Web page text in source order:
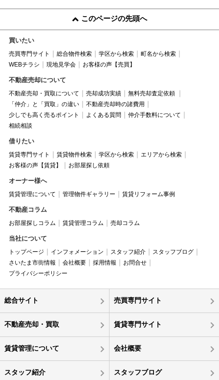
このページの先頭へ
買いたい
売買専門サイト 総合物件検索 学区から検索
町名から検索
WEBチラシ
現地見学会 お客様の声【売買】
不動産売却について
不動産売却・買取について 売却成功実績
無料売却査定依頼
「仲介」と「買取」の違い
不動産売却時の諸費用
少しでも高く売るポイント
よくある質問
仲介手数料について
相続相談
借りたい
賃貸専門サイト 賃貸物件検索 学区から検索
エリアから検索
お客様の声【賃貸】
お部屋探し依頼
オーナー様へ
賃貸管理について 管理物件ギャラリー 賃貸リフォーム事例
不動産コラム
お部屋探しコラム 賃貸管理コラム 売却コラム
当社について
トップページ インフォメーション スタッフ紹介
スタッフブログ
さいたま市街情報
会社概要 採用情報
お問合せ
プライバシーポリシー
総合サイト 売買専門サイト
不動産売却・買取 賃貸専門サイト
賃貸管理について 会社概要
スタッフ紹介 スタッフブログ